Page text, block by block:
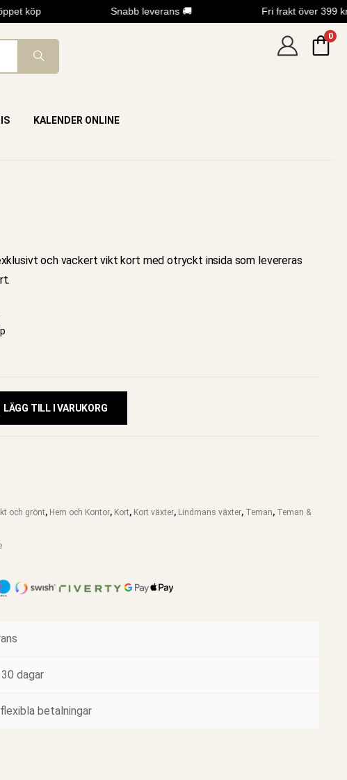
köp Snabb leverans 🚚 Fri frakt över 399 kr
0
KALENDER ONLINE
och vackert vikt kort med otryckt insida som levereras
LÄGG TILL I VARUKORG
och grönt, Hem och Kontor, Kort, Kort växter, Lindmans växter, Teman, Teman &
dagar
betalningar